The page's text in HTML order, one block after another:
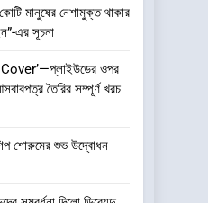
এমন আইএসআই
বিক্রির
নিকেতন, 83
তে BIS-এর
বৃহত্তম রোবোটিক্স
মানুষের নেশামুক্ত থাকার
এর সূচনা
ওপর
তৈরির সম্পূর্ণ খরচ
শোরুমের শুভ উদ্বোধন